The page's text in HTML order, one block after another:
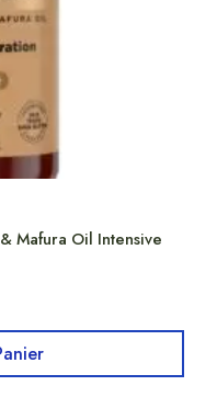
Mafura Oil Intensive